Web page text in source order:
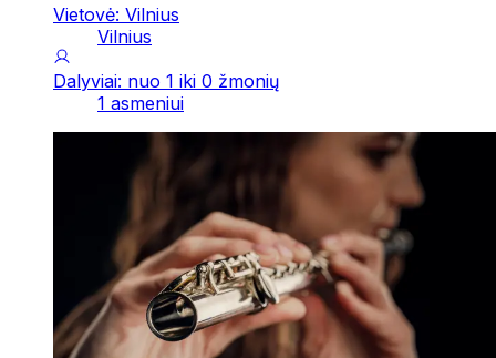
Vietovė: Vilnius
Vilnius
Dalyviai: nuo 1 iki 0 žmonių
1 asmeniui